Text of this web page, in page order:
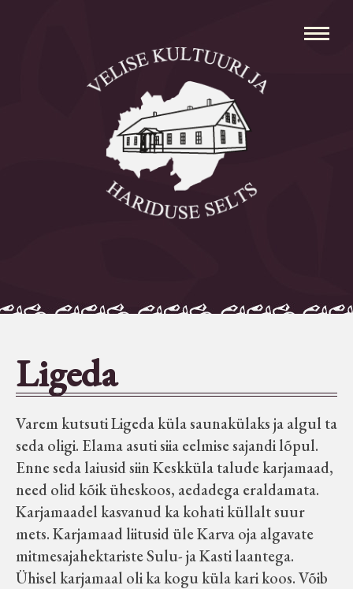
Avaleht
Aleksei Parnabas
Sillaotsa Talumuuseum
Seltsid-ühingud
Aiandus
Tuletõrje
Õpperada
Muud koduloolist Velise mailt
Ligeda
Varem kutsuti Ligeda küla saunakülaks ja algul ta
seda oligi. Elama asuti siia eelmise sajandi lõpul.
Enne seda laiusid siin Keskküla talude karjamaad,
need olid kõik üheskoos, aedadega eraldamata.
Karjamaadel kasvanud ka kohati küllalt suur
mets. Karjamaad liitusid üle Karva oja algavate
mitmesajahektariste Sulu- ja Kasti laantega.
Ühisel karjamaal oli ka kogu küla kari koos. Võib